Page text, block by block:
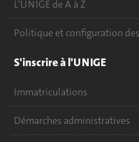
L'UNIGE de A à Z
Politique et configuration
S'inscrire à l'UNIGE
Immatriculations
Démarches administratives